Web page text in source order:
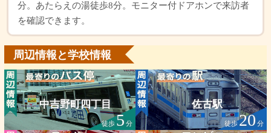
分。あたらえの湯徒歩8分。モニター付ドアホンで来訪者
を確認できます。
周辺情報と学校情報
中吉野町四丁目
徒歩5分
佐古駅
徒歩20分